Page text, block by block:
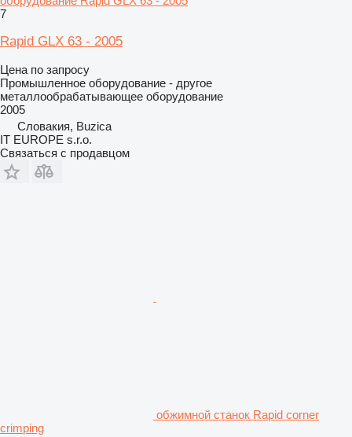
7
Rapid GLX 63 - 2005
Цена по запросу
Промышленное оборудование - другое
металлообрабатывающее оборудование
2005
Словакия, Buzica
IT EUROPE s.r.o.
Связаться с продавцом
обжимной станок Rapid corner
crimping